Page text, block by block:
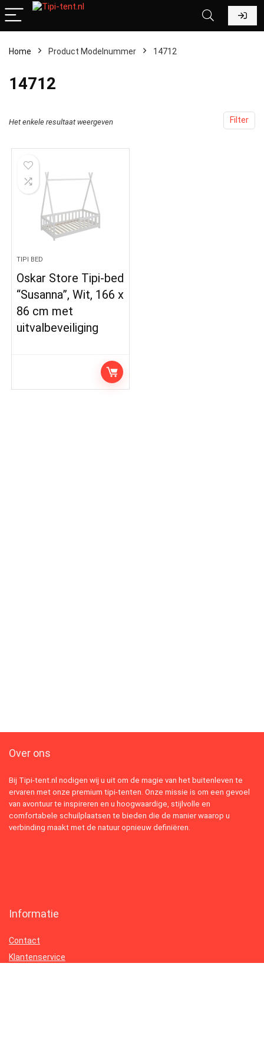
Home Product Modelnummer ‎14712
‎14712
Filter
Het enkele resultaat weergeven
TIPI BED
Oskar Store Tipi-bed
“Susanna”, Wit, 166 x
86 cm met
uitvalbeveiliging
Over ons
Bij Tipi-tent.nl nodigen wij u uit om de magie van het buitenleven te
ervaren met onze premium tipi-tenten. Onze missie is om een gevoel
van avontuur te inspireren en u hoogwaardige, stijlvolle en
comfortabele schuilplaatsen te bieden die de manier waarop u
verbinding maakt met de natuur opnieuw definiëren.
Informatie
Contact
Klantenservice